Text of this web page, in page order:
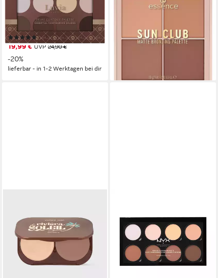
Contouring-Palette Essential
Contouring Shades Vol. 1, 8-
tlg., 8 Farben
(44)
19,99 € UVP 24,90 €
-20%
lieferbar - in 1-2 Werktagen bei dir
Bronzing-Palette SUN CLUB
(277,22 €/ 1 kg)